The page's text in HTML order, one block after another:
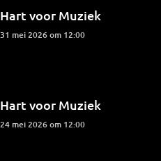
Hart voor Muziek
31 mei 2026 om 12:00
Hart voor Muziek
24 mei 2026 om 12:00